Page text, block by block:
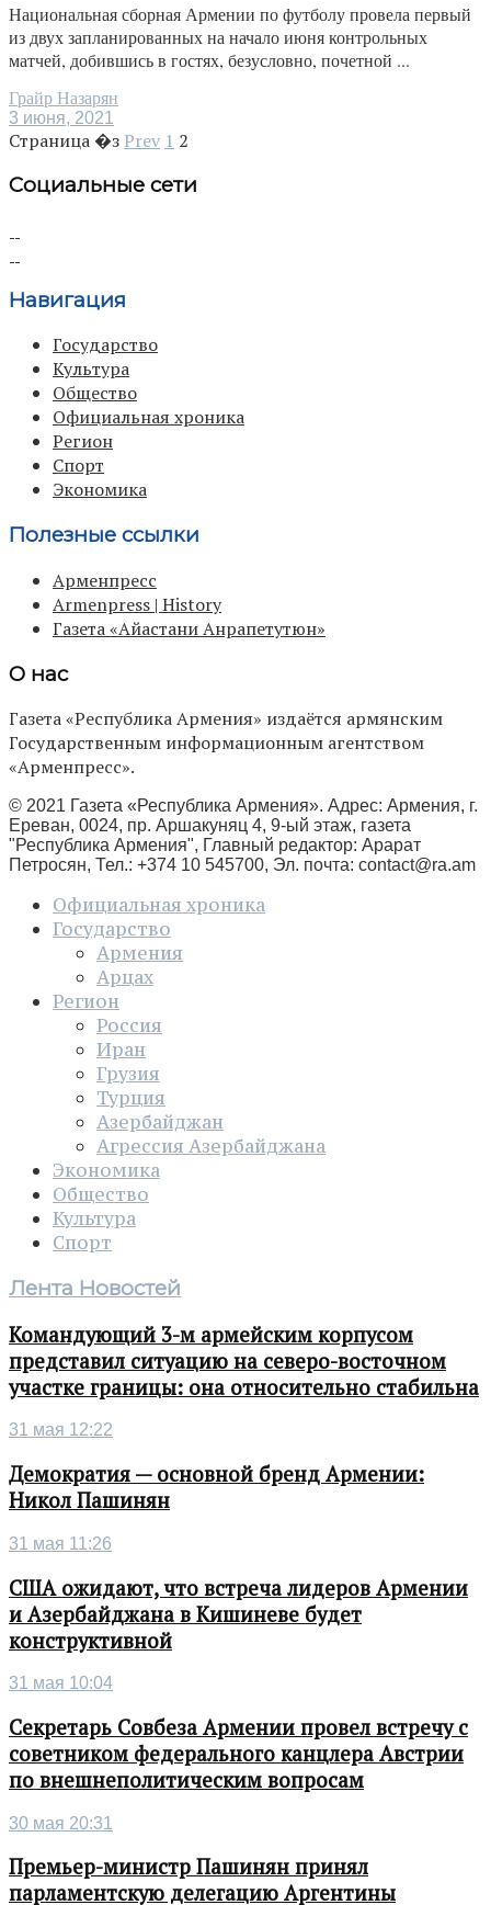
Национальная сборная Армении по футболу провела первый
из двух запланированных на начало июня контрольных
матчей, добившись в гостях, безусловно, почетной ...
Грайр Назарян
3 июня, 2021
Страница �з Prev 1 2
Социальные сети
Навигация
Государство
Культура
Общество
Официальная хроника
Регион
Спорт
Экономика
Полезные ссылки
Арменпресс
Armenpress | History
Газета «Айастани Анрапетутюн»
О нас
Газета «Республика Армения» издаётся армянским
Государственным информационным агентством
«Арменпресс».
© 2021 Газета «Республика Армения». Адрес: Армения, г.
Ереван, 0024, пр. Аршакуняц 4, 9-ый этаж, газета
"Республика Армения", Главный редактор: Арарат
Петросян, Тел.: +374 10 545700, Эл. почта: contact@ra.am
Официальная хроника
Государство
Армения
Арцах
Регион
Россия
Иран
Грузия
Турция
Азербайджан
Агрессия Азербайджана
Экономика
Общество
Культура
Спорт
Лента Новостей
Командующий 3-м армейским корпусом
представил ситуацию на северо-восточном
участке границы: она относительно стабильна
31 мая 12:22
Демократия — основной бренд Армении:
Никол Пашинян
31 мая 11:26
США ожидают, что встреча лидеров Армении
и Азербайджана в Кишиневе будет
конструктивной
31 мая 10:04
Секретарь Совбеза Армении провел встречу с
советником федерального канцлера Австрии
по внешнеполитическим вопросам
30 мая 20:31
Премьер-министр Пашинян принял
парламентскую делегацию Аргентины